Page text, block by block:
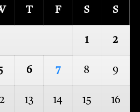
T F S S
1 2
6 7 8 9
13 14 15 16